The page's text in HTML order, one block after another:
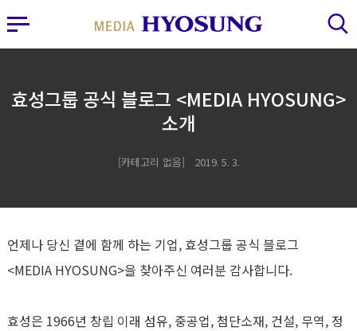
MY FRIEND HYOSUNG
사이드바 열기 검색 레이어 열기
효성그룹 공식 블로그 <MEDIA HYOSUNG>
소개
카테고리 없음 2019. 5. 3.
언제나 당신 곁에 함께 하는 기업, 효성그룹 공식 블로그
<MEDIA HYOSUNG>을 찾아주신 여러분 감사합니다.
효성은 1966년 창립 이래 섬유, 중공업, 첨단소재, 건설, 무역, 정